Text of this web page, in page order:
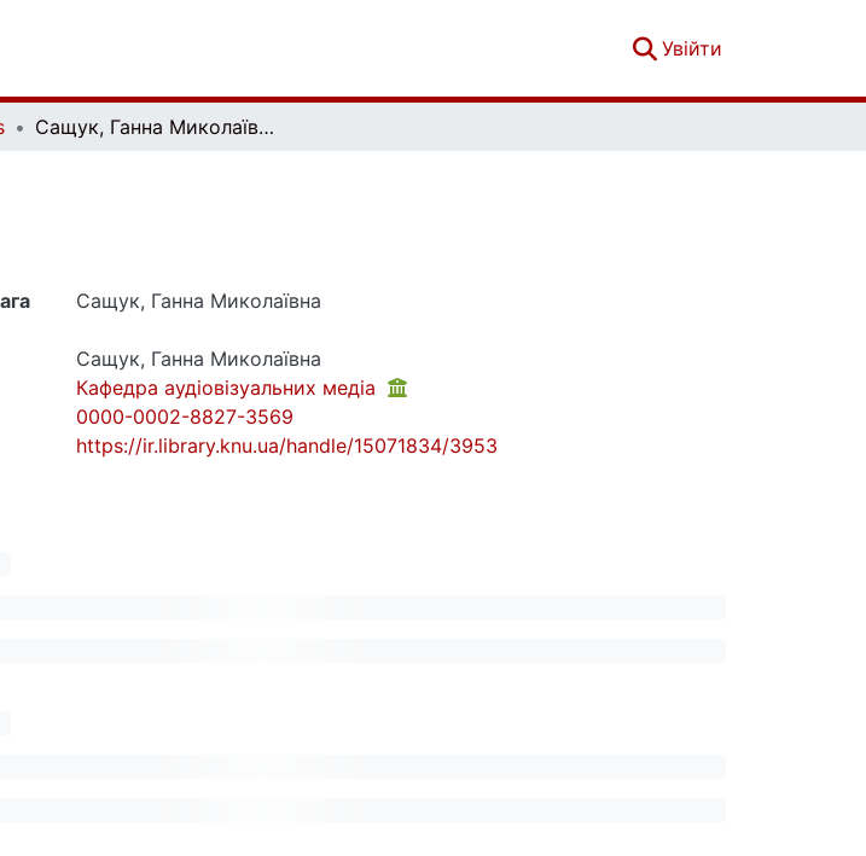
Увійти
Сащук, Ганна Миколаївна
Сащук, Ганна Миколаївна
Сащук, Ганна Миколаївна
Кафедра аудіовізуальних медіа
0000-0002-8827-3569
https://ir.library.knu.ua/handle/15071834/3953